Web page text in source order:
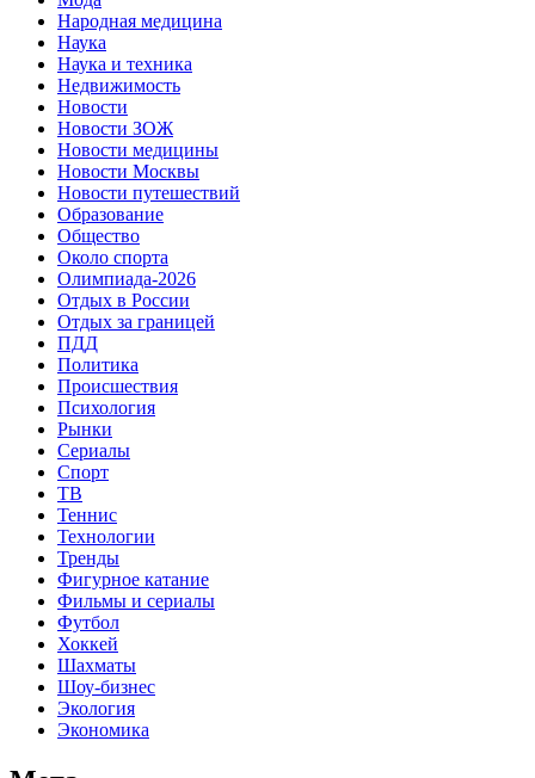
Народная медицина
Наука
Наука и техника
Недвижимость
Новости
Новости ЗОЖ
Новости медицины
Новости Москвы
Новости путешествий
Образование
Общество
Около спорта
Олимпиада-2026
Отдых в России
Отдых за границей
ПДД
Политика
Происшествия
Психология
Рынки
Сериалы
Спорт
ТВ
Теннис
Технологии
Тренды
Фигурное катание
Фильмы и сериалы
Футбол
Хоккей
Шахматы
Шоу-бизнес
Экология
Экономика